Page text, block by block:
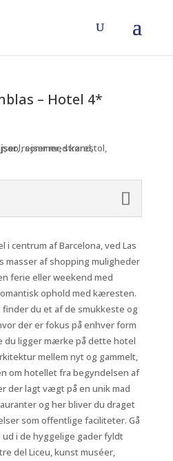
– Hotel 4*
centrum af Barcelona, ved Las
masser af shopping muligheder
ferie eller weekend med
ophold med kæresten.
du et af de smukkeste og
der er fokus på enhver form
ligger mærke på dette hotel
mellem nyt og gammelt,
om hotellet fra begyndelsen af
der lagt vægt på en unik mad
og her bliver du draget
som offentlige faciliteter. Gå
i de hyggelige gader fyldt
del Liceu, kunst muséer,